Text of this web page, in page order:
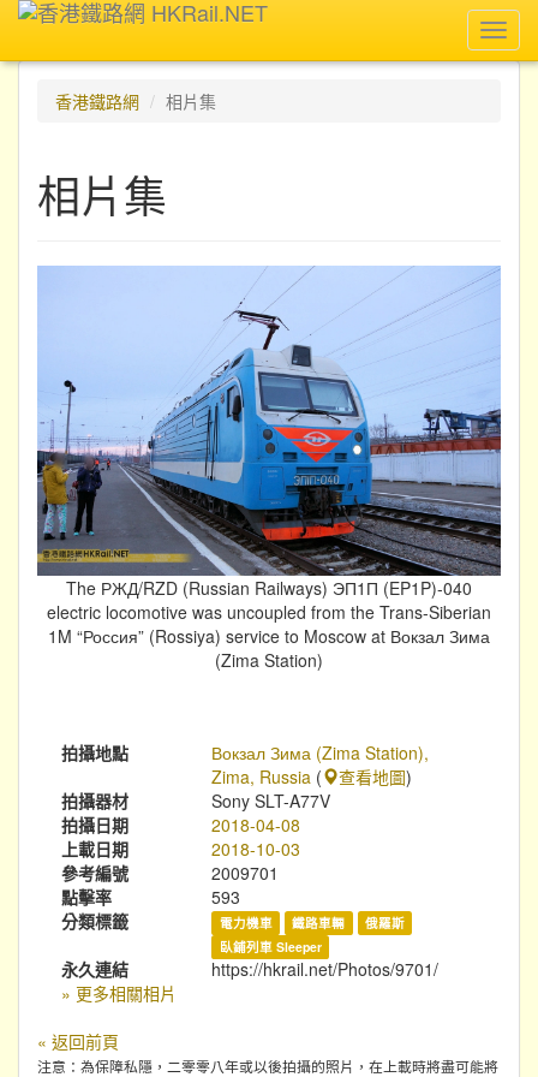
香港鐵路網
相片集
相片集
The РЖД/RZD (Russian Railways) ЭП1П (EP1P)-040
electric locomotive was uncoupled from the Trans-Siberian
1M “Россия” (Rossiya) service to Moscow at Вокзал Зима
(Zima Station)
拍攝地點
Вокзал Зима (Zima Station),
Zima, Russia ( 查看地圖)
拍攝器材
Sony SLT-A77V
拍攝日期
2018-04-08
上載日期
2018-10-03
參考編號
2009701
點擊率
593
分類標籤
電力機車 鐵路車輛
俄羅斯
臥鋪列車 Sleeper
永久連結
https://hkrail.net/Photos/9701/
» 更多相關相片
« 返回前頁
注意：為保障私隱，二零零八年或以後拍攝的照片，在上載時將盡可能將